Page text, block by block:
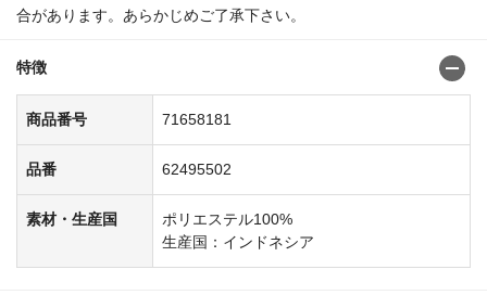
合があります。あらかじめご了承下さい。
特徴
商品番号 71658181
品番 62495502
素材・生産国
ポリエステル100%
生産国：インドネシア